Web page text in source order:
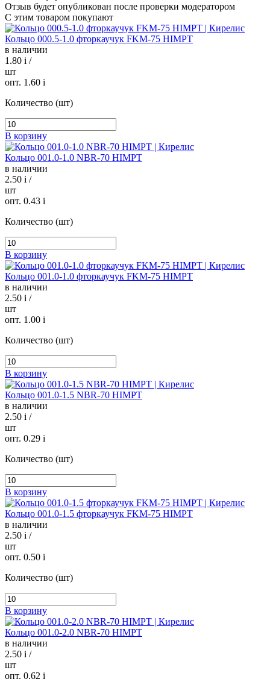
Отзыв будет опубликован после проверки модератором
С этим товаром покупают
Кольцо 000.5-1.0 фторкаучук FKM-75 HIMPT
в наличии
1.80 i /
шт
опт. 1.60 i
Количество (шт)
В корзину
Кольцо 001.0-1.0 NBR-70 HIMPT
в наличии
2.50 i /
шт
опт. 0.43 i
Количество (шт)
В корзину
Кольцо 001.0-1.0 фторкаучук FKM-75 HIMPT
в наличии
2.50 i /
шт
опт. 1.00 i
Количество (шт)
В корзину
Кольцо 001.0-1.5 NBR-70 HIMPT
в наличии
2.50 i /
шт
опт. 0.29 i
Количество (шт)
В корзину
Кольцо 001.0-1.5 фторкаучук FKM-75 HIMPT
в наличии
2.50 i /
шт
опт. 0.50 i
Количество (шт)
В корзину
Кольцо 001.0-2.0 NBR-70 HIMPT
в наличии
2.50 i /
шт
опт. 0.62 i